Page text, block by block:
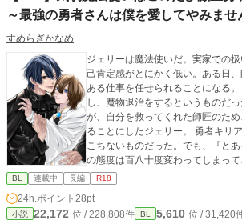
～最強の勇者さんは僕を愛してやみませ
すめらぎかなめ
ジェリーは魔法使いだ。実家での
己肯定感がとにかく低い。ある日
ある仕事を任せられることになる
し、魔物退治をするというものだ
が、自分を救ってくれた師匠のた
ることにしたジェリー。 勇者キリ
こちないものだった。でも、『と
の態度は百八十度変わってしまって……？ 「俺の愛
ってくれなきゃ、世界なんて救わな
言えば、ジェリー以外いらない」 重すぎる愛情を向ける最強
勇者さん×気弱で自己肯定感底辺の魔法使い
は、運命ですか？ ―― ■第１３回BL小説大賞応募作品です。
BL 連載中 長編 R18
24h.ポイント 28pt
小説 22,172 位 / 228,808件 BL 5,610 位 / 31,420